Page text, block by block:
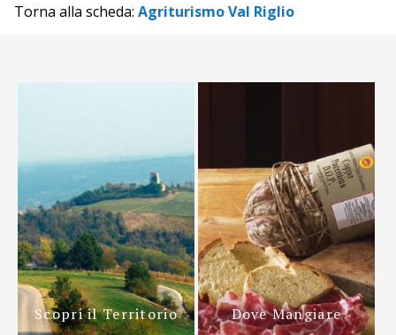
Torna alla scheda: Agriturismo Val Riglio
Scopri il Territorio Dove Mangiare